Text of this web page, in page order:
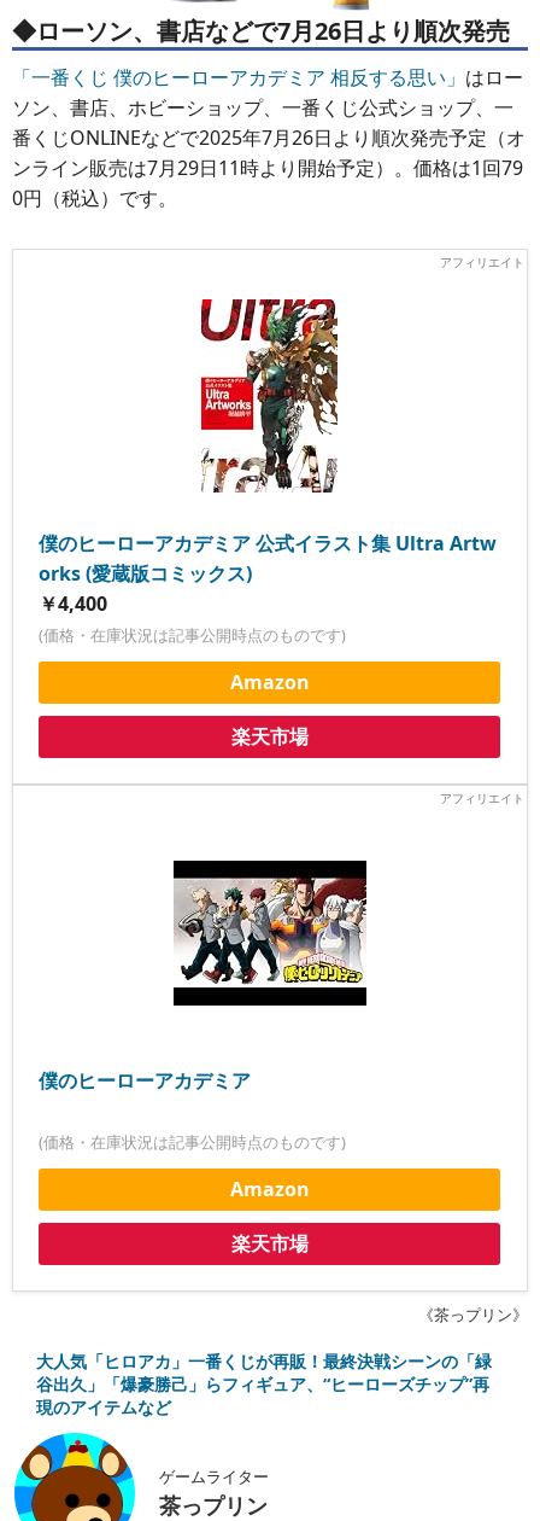
◆ローソン、書店などで7月26日より順次発売
「一番くじ 僕のヒーローアカデミア 相反する思い」 はロー
ソン、書店、ホビーショップ、一番くじ公式ショップ、一
番くじONLINEなどで2025年7月26日より順次発売予定（オ
ンライン販売は7月29日11時より開始予定）。価格は1回79
0円（税込）です。
僕のヒーローアカデミア 公式イラスト集 Ultra Artw
orks (愛蔵版コミックス)
￥4,400
(価格・在庫状況は記事公開時点のものです)
Amazon
楽天市場
僕のヒーローアカデミア
(価格・在庫状況は記事公開時点のものです)
Amazon
楽天市場
《茶っプリン》
大人気「ヒロアカ」一番くじが再販！最終決戦シーンの「緑
谷出久」「爆豪勝己」らフィギュア、“ヒーローズチップ”再
現のアイテムなど
ゲームライター
茶っプリン